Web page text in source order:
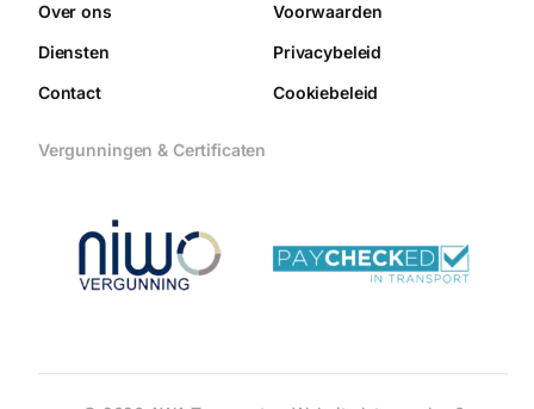
Over ons
Diensten
Contact
Voorwaarden
Privacybeleid
Cookiebeleid
Vergunningen & Certificaten